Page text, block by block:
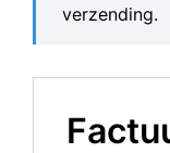
verzending.